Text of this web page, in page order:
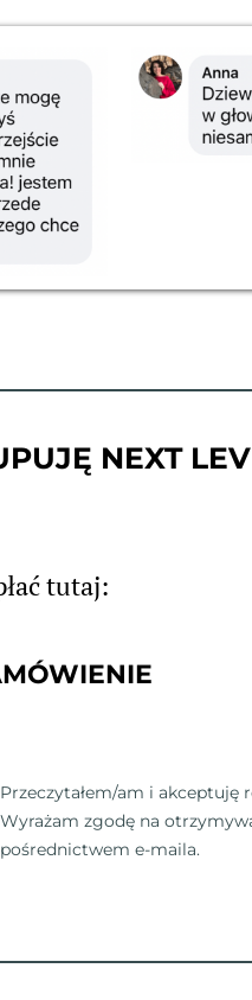
NEXT
tutaj:
Przeczytałem/am i akceptuję
Wyrażam zgodę na
pośrednictwem e-maila.